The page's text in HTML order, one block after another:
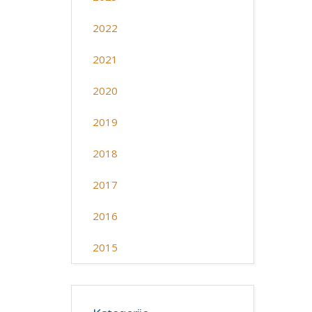
2022
2021
2020
2019
2018
2017
2016
2015